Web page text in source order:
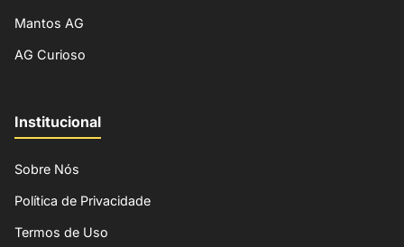
Mantos AG
AG Curioso
Institucional
Sobre Nós
Política de Privacidade
Termos de Uso